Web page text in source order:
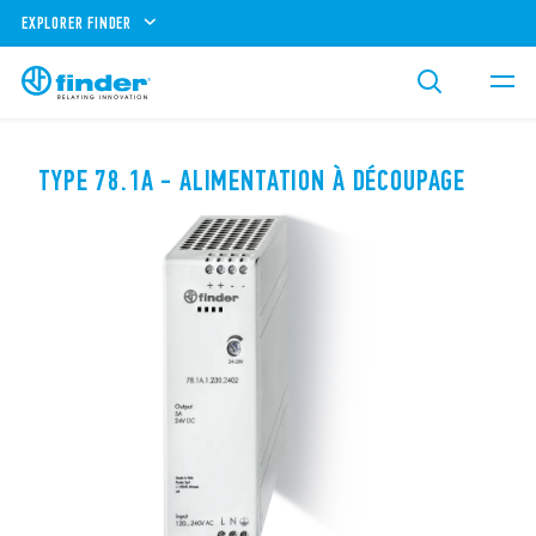
EXPLORER FINDER
TYPE 78.1A - ALIMENTATION À DÉCOUPAGE